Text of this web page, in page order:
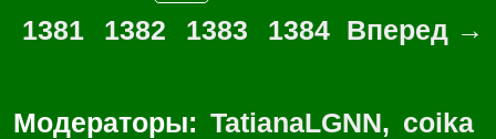
1381
1382 1383 1384 Вперед →
Модераторы: TatianaLGNN, coika